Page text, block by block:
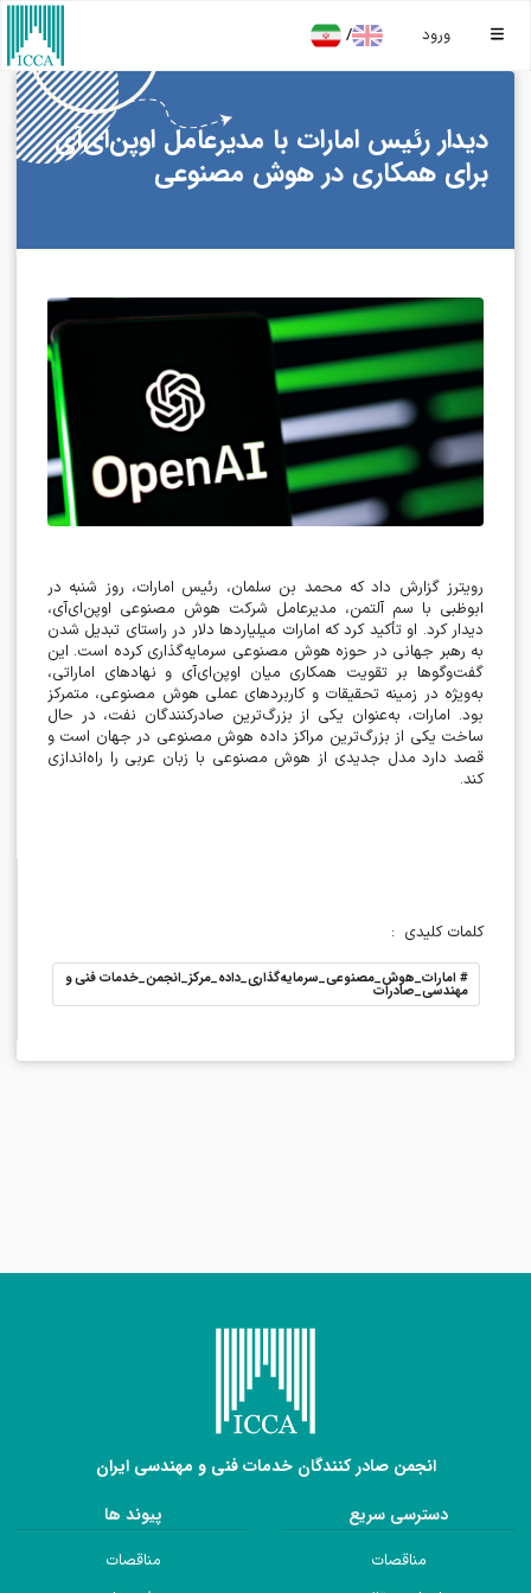
ورود /
دیدار رئیس امارات با مدیرعامل اوپن‌ای‌آی
برای همکاری در هوش مصنوعی
رویترز گزارش داد که محمد بن سلمان، رئیس امارات، روز شنبه در
ابوظبی با سم آلتمن، مدیرعامل شرکت هوش مصنوعی اوپن‌ای‌آی،
دیدار کرد. او تأکید کرد که امارات میلیاردها دلار در راستای تبدیل شدن
به رهبر جهانی در حوزه هوش مصنوعی سرمایه‌گذاری کرده است. این
گفت‌وگوها بر تقویت همکاری میان اوپن‌ای‌آی و نهادهای اماراتی،
به‌ویژه در زمینه تحقیقات و کاربردهای عملی هوش مصنوعی، متمرکز
بود. امارات، به‌عنوان یکی از بزرگ‌ترین صادرکنندگان نفت، در حال
ساخت یکی از بزرگ‌ترین مراکز داده هوش مصنوعی در جهان است و
قصد دارد مدل جدیدی از هوش مصنوعی با زبان عربی را راه‌اندازی
کند.
کلمات کلیدی :
# امارات_هوش_مصنوعی_سرمایه‌گذاری_داده_مرکز_انجمن_خدمات فنی و
مهندسی_صادرات
انجمن صادر کنندگان خدمات فنی و مهندسی ایران
دسترسی سریع
مناقصات
پیوند ها
مناقصات